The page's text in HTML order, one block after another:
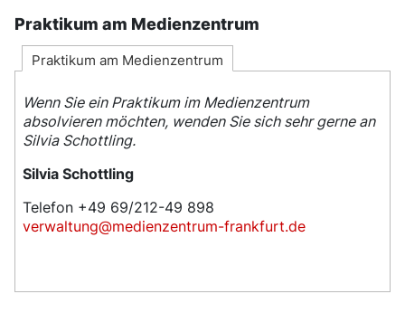
Praktikum am Medienzentrum
Praktikum am Medienzentrum
Wenn Sie ein Praktikum im Medienzentrum
absolvieren möchten, wenden Sie sich sehr gerne an
Silvia Schottling.
Silvia Schottling
Telefon +49 69/212-49 898
verwaltung@medienzentrum-frankfurt.de